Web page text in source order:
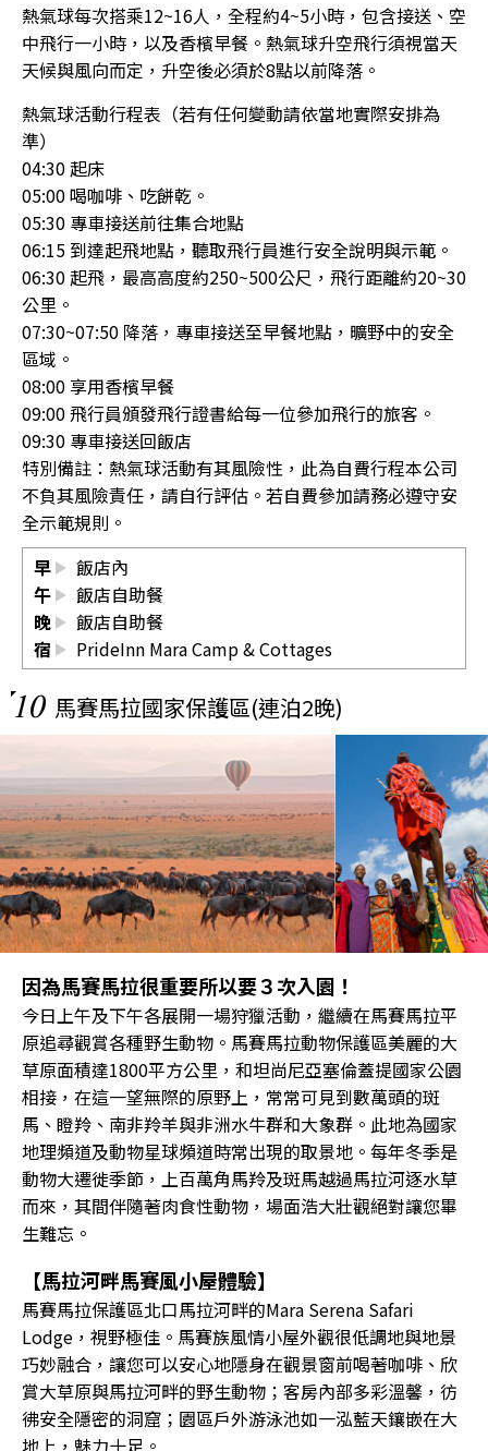
熱氣球每次搭乘12~16人，全程約4~5小時，包含接送、空
中飛行一小時，以及香檳早餐。熱氣球升空飛行須視當天
天候與風向而定，升空後必須於8點以前降落。
熱氣球活動行程表（若有任何變動請依當地實際安排為
準）
04:30 起床
05:00 喝咖啡、吃餅乾。
05:30 專車接送前往集合地點
06:15 到達起飛地點，聽取飛行員進行安全說明與示範。
06:30 起飛，最高高度約250~500公尺，飛行距離約20~30
公里。
07:30~07:50 降落，專車接送至早餐地點，曠野中的安全
區域。
08:00 享用香檳早餐
09:00 飛行員頒發飛行證書給每一位參加飛行的旅客。
09:30 專車接送回飯店
特別備註：熱氣球活動有其風險性，此為自費行程本公司
不負其風險責任，請自行評估。若自費參加請務必遵守安
全示範規則。
早
飯店內
午
飯店自助餐
晚
飯店自助餐
宿
PrideInn Mara Camp & Cottages
10 馬賽馬拉國家保護區(連泊2晚)
因為馬賽馬拉很重要所以要３次入園！
今日上午及下午各展開一場狩獵活動，繼續在馬賽馬拉平
原追尋觀賞各種野生動物。馬賽馬拉動物保護區美麗的大
草原面積達1800平方公里，和坦尚尼亞塞倫蓋提國家公園
相接，在這一望無際的原野上，常常可見到數萬頭的斑
馬、瞪羚、南非羚羊與非洲水牛群和大象群。此地為國家
地理頻道及動物星球頻道時常出現的取景地。每年冬季是
動物大遷徙季節，上百萬角馬羚及斑馬越過馬拉河逐水草
而來，其間伴隨著肉食性動物，場面浩大壯觀絕對讓您畢
生難忘。
【馬拉河畔馬賽風小屋體驗】
馬賽馬拉保護區北口馬拉河畔的Mara Serena Safari
Lodge，視野極佳。馬賽族風情小屋外觀很低調地與地景
巧妙融合，讓您可以安心地隱身在觀景窗前喝著咖啡、欣
賞大草原與馬拉河畔的野生動物；客房內部多彩溫馨，彷
彿安全隱密的洞窟；園區戶外游泳池如一泓藍天鑲嵌在大